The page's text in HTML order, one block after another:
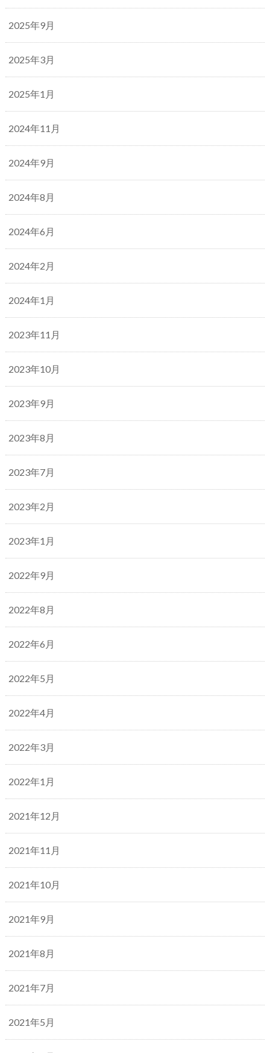
2025年9月
2025年3月
2025年1月
2024年11月
2024年9月
2024年8月
2024年6月
2024年2月
2024年1月
2023年11月
2023年10月
2023年9月
2023年8月
2023年7月
2023年2月
2023年1月
2022年9月
2022年8月
2022年6月
2022年5月
2022年4月
2022年3月
2022年1月
2021年12月
2021年11月
2021年10月
2021年9月
2021年8月
2021年7月
2021年5月